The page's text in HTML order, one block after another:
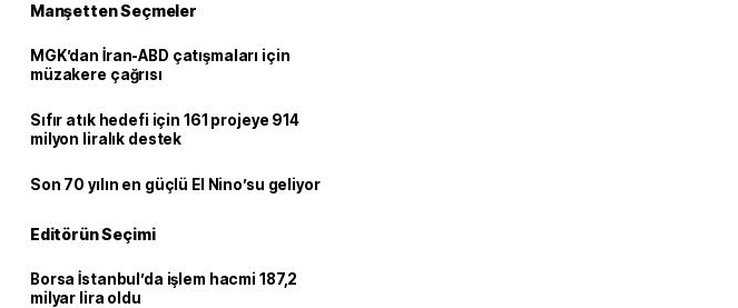
Manşetten Seçmeler
MGK’dan İran-ABD çatışmaları için
müzakere çağrısı
Sıfır atık hedefi için 161 projeye 914
milyon liralık destek
Son 70 yılın en güçlü El Nino’su geliyor
Editörün Seçimi
Borsa İstanbul’da işlem hacmi 187,2
milyar lira oldu